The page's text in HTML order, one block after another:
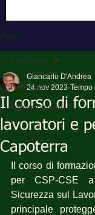
Post
Tutti i post
Aggiornamenti
Tutti i post
Il corso di
lavoratori e
Capoterra
Giancarlo D'Andrea
24 nov 2023 Tempo
Il corso di
per CSP-CSE
Sicurezza sul
principale